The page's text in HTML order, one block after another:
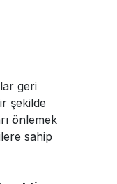
geri
şekilde
önlemek
sahip